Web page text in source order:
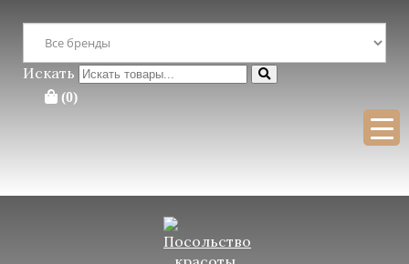
Поиск : Поиск
Для бесплатной консультации заполните форму
Искать
(0)